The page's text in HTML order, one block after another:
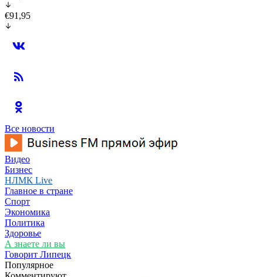
€91,95
Все новости
Видео
Бизнес
НЛМК Live
Главное в стране
Спорт
Экономика
Политика
Здоровье
А знаете ли вы
Говорит Липецк
Популярное